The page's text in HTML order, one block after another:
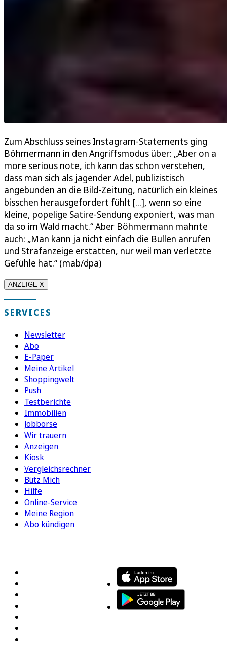
Zum Abschluss seines Instagram-Statements ging
Böhmermann in den Angriffsmodus über: „Aber on a
more serious note, ich kann das schon verstehen,
dass man sich als jagender Adel, publizistisch
angebunden an die Bild-Zeitung, natürlich ein kleines
bisschen herausgefordert fühlt [...], wenn so eine
kleine, popelige Satire-Sendung exponiert, was man
da so im Wald macht.“ Aber Böhmermann mahnte
auch: „Man kann ja nicht einfach die Bullen anrufen
und Strafanzeige erstatten, nur weil man verletzte
Gefühle hat.“ (mab/dpa)
ANZEIGE X
SERVICES
Newsletter
Abo
E-Paper
Meine Artikel
Shoppingwelt
Push
Testberichte
Immobilien
Jobbörse
Wir trauern
Anzeigen
Kiosk
Vergleichsrechner
Bütz Mich
Hilfe
Online-Service
Meine Region
Abo kündigen